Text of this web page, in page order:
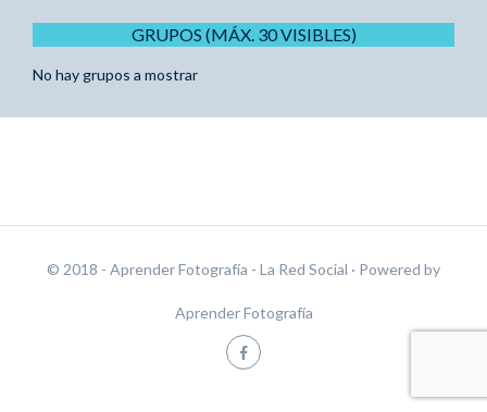
GRUPOS (MÁX. 30 VISIBLES)
No hay grupos a mostrar
© 2018 - Aprender Fotografía - La Red Social · Powered by
Aprender Fotografía